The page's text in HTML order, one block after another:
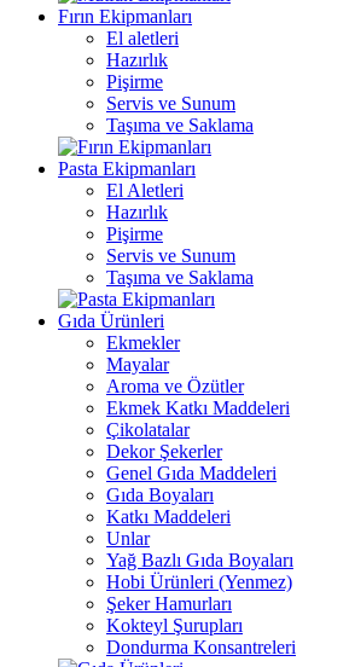
Fırın Ekipmanları
El aletleri
Hazırlık
Pişirme
Servis ve Sunum
Taşıma ve Saklama
Pasta Ekipmanları
El Aletleri
Hazırlık
Pişirme
Servis ve Sunum
Taşıma ve Saklama
Gıda Ürünleri
Ekmekler
Mayalar
Aroma ve Özütler
Ekmek Katkı Maddeleri
Çikolatalar
Dekor Şekerler
Genel Gıda Maddeleri
Gıda Boyaları
Katkı Maddeleri
Unlar
Yağ Bazlı Gıda Boyaları
Hobi Ürünleri (Yenmez)
Şeker Hamurları
Kokteyl Şurupları
Dondurma Konsantreleri